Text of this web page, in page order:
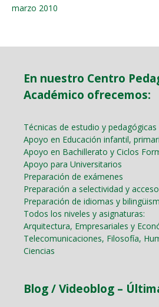
marzo 2010
En nuestro Centro
Académico ofrecemos:
Técnicas de estudio y pedagógicas
Apoyo en Educación infantil,
Apoyo en Bachillerato y Ciclos
Apoyo para Universitarios
Preparación de exámenes
Preparación a selectividad y
Preparación de idiomas y
Todos los niveles y asignaturas:
Arquitectura, Empresariales y
Telecomunicaciones, Filosofía,
Ciencias
Blog / Videoblog –